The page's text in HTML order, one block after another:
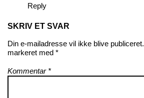
Reply
SKRIV ET SVAR
Din e-mailadresse vil ikke blive publiceret.
markeret med *
Kommentar *